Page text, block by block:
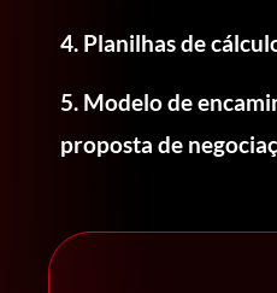
4. Planilhas de
5. Modelo de
proposta de